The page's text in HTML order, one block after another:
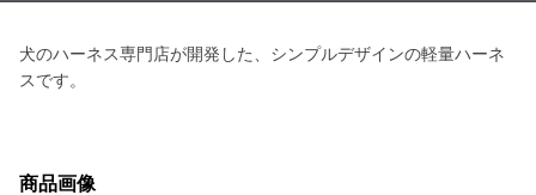
犬のハーネス専門店が開発した、シンプルデザインの軽量ハーネ
スです。
商品画像